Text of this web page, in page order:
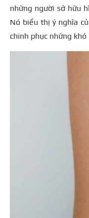
những người sở hữu
Nó biểu thị ý nghĩa
chinh phục những